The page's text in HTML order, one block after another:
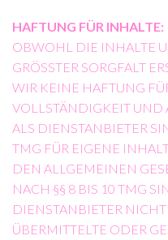
HAFTUNG FÜR INHALTE:
OBWOHL DIE INHALTE
GRÖSSTER SORGFALT
IR KEINE HAFTUNG FÜR
OLLSTÄNDIGKEIT UND
LS DIENSTANBIETER
G FÜR EIGENE INHALTE
N ALLGEMEINEN
CH §§ 8 BIS 10 TMG
ENSTANBIETER NICHT
ERMITTELTE ODER